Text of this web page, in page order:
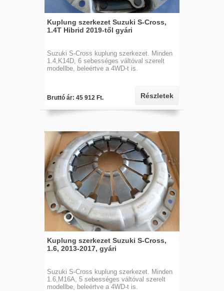
Kuplung szerkezet Suzuki S-Cross,
1.4T Hibrid 2019-től gyári
Suzuki S-Cross kuplung szerkezet. Minden
1.4,K14D, 6 sebességes váltóval szerelt
modellbe, beleértve a 4WD-t is.
Bruttó ár: 45 912 Ft. Részletek
Kuplung szerkezet Suzuki S-Cross,
1.6, 2013-2017, gyári
Suzuki S-Cross kuplung szerkezet. Minden
1.6,M16A, 5 sebességes váltóval szerelt
modellbe, beleértve a 4WD-t is.